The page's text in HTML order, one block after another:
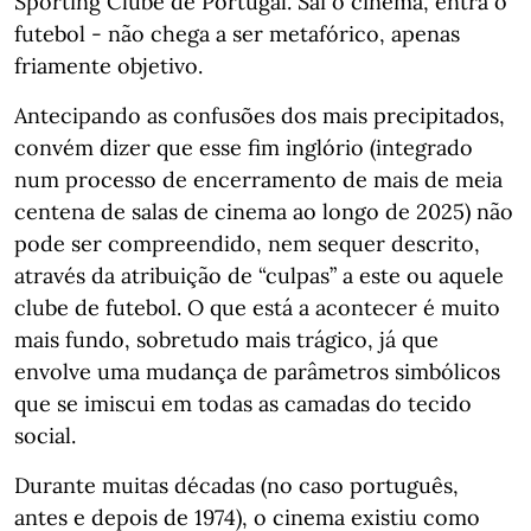
futebol - não chega a ser metafórico, apenas
friamente objetivo.
Antecipando as confusões dos mais precipitados,
convém dizer que esse fim inglório (integrado
num processo de encerramento de mais de meia
centena de salas de cinema ao longo de 2025) não
pode ser compreendido, nem sequer descrito,
através da atribuição de “culpas” a este ou aquele
clube de futebol. O que está a acontecer é muito
mais fundo, sobretudo mais trágico, já que
envolve uma mudança de parâmetros simbólicos
que se imiscui em todas as camadas do tecido
social.
Durante muitas décadas (no caso português,
antes e depois de 1974), o cinema existiu como